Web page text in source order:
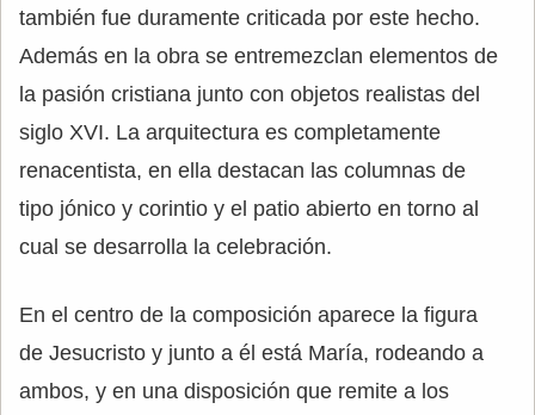
también fue duramente criticada por este hecho.
Además en la obra se entremezclan elementos de
la pasión cristiana junto con objetos realistas del
siglo XVI. La arquitectura es completamente
renacentista, en ella destacan las columnas de
tipo jónico y corintio y el patio abierto en torno al
cual se desarrolla la celebración.
En el centro de la composición aparece la figura
de Jesucristo y junto a él está María, rodeando a
ambos, y en una disposición que remite a los